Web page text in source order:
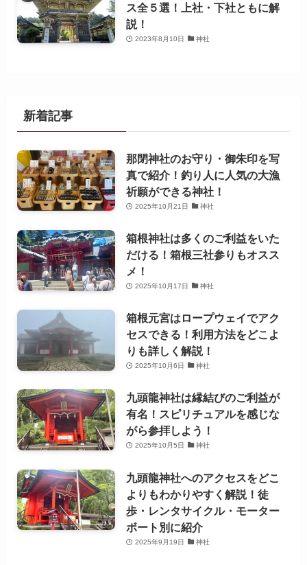
ス全５選！上社・下社ともに解
説！
2023年8月10日 神社
新着記事
那閉神社のお守り・御朱印を写
真で紹介！釣り人に人気の大漁
祈願ができる神社！
2025年10月21日 神社
箱根神社は多くのご利益をいた
だける！箱根三社参りもオスス
メ！
2025年10月17日 神社
箱根元宮はロープウェイでアク
セスできる！利用方法をどこよ
りも詳しく解説！
2025年10月6日 神社
九頭龍神社は縁結びのご利益が
有名！スピリチュアルを感じな
がら参拝しよう！
2025年10月5日 神社
九頭龍神社へのアクセスをどこ
よりもわかりやすく解説！徒
歩・レンタサイクル・モーター
ボート別に紹介
2025年9月19日 神社